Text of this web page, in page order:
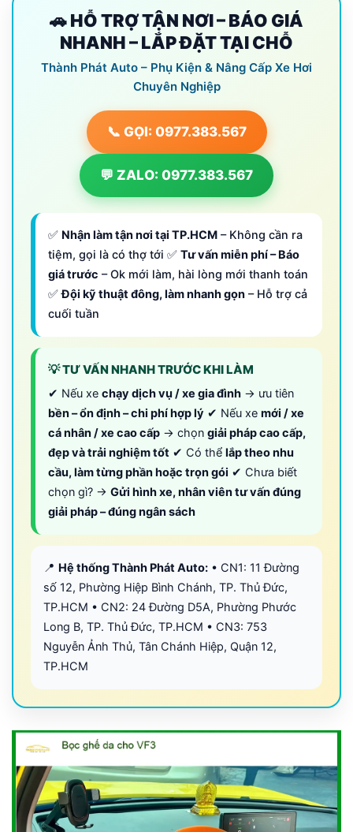
🚗 HỖ TRỢ TẬN NƠI – BÁO GIÁ
NHANH – LẮP ĐẶT TẠI CHỖ
Thành Phát Auto – Phụ Kiện & Nâng Cấp Xe Hơi
Chuyên Nghiệp
📞 GỌI: 0977.383.567
💬 ZALO: 0977.383.567
✅ Nhận làm tận nơi tại TP.HCM – Không cần ra
tiệm, gọi là có thợ tới ✅ Tư vấn miễn phí – Báo
giá trước – Ok mới làm, hài lòng mới thanh toán
✅Đội kỹ thuật đông, làm nhanh gọn – Hỗ trợ cả
cuối tuần
💡 TƯ VẤN NHANH TRƯỚC KHI LÀM
✔ Nếu xe chạy dịch vụ / xe gia đình → ưu tiên
bền – ổn định – chi phí hợp lý ✔ Nếu xe mới / xe
cá nhân / xe cao cấp → chọn giải pháp cao cấp,
đẹp và trải nghiệm tốt ✔ Có thể lắp theo nhu
cầu, làm từng phần hoặc trọn gói ✔ Chưa biết
chọn gì? → Gửi hình xe, nhân viên tư vấn đúng
giải pháp – đúng ngân sách
📍 Hệ thống Thành Phát Auto: • CN1: 11 Đường
số 12, Phường Hiệp Bình Chánh, TP. Thủ Đức,
TP.HCM • CN2: 24 Đường D5A, Phường Phước
Long B, TP. Thủ Đức, TP.HCM • CN3: 753
Nguyễn Ảnh Thủ, Tân Chánh Hiệp, Quận 12,
TP.HCM